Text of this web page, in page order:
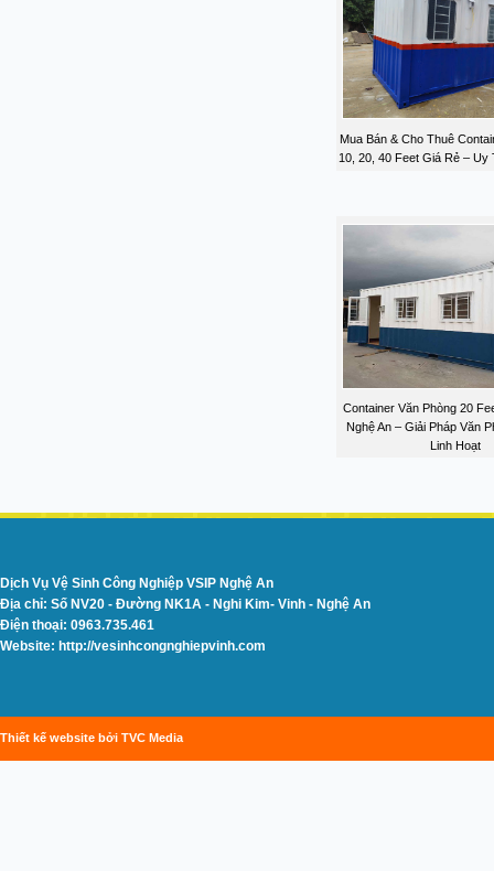
Mua Bán & Cho Thuê
10, 20, 40 Feet Giá Rẻ – Uy
Container Văn Phòng 20
Nghệ An – Giải Pháp Văn
Linh Hoạt
Dịch Vụ Vệ Sinh Công Nghiệp VSIP Nghệ An
Địa chỉ: Số NV20 - Đường NK1A - Nghi Kim- Vinh - Nghệ An
Điện thoại: 0963.735.461
Website: http://vesinhcongnghiepvinh.com
Thiết kế website bởi TVC Media